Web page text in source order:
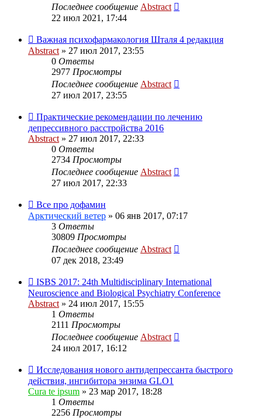
Последнее сообщение Abstract
22 июл 2021, 17:44
Важная психофармакология Шталя 4 редакция
Abstract » 27 июл 2017, 23:55
0 Ответы
2977 Просмотры
Последнее сообщение Abstract
27 июл 2017, 23:55
Практические рекомендации по лечению
депрессивного расстройства 2016
Abstract » 27 июл 2017, 22:33
0 Ответы
2734 Просмотры
Последнее сообщение Abstract
27 июл 2017, 22:33
Все про дофамин
Арктический ветер » 06 янв 2017, 07:17
3 Ответы
30809 Просмотры
Последнее сообщение Abstract
07 дек 2018, 23:49
ISBS 2017: 24th Multidisciplinary International
Neuroscience and Biological Psychiatry Conference
Abstract » 24 июл 2017, 15:55
1 Ответы
2111 Просмотры
Последнее сообщение Abstract
24 июл 2017, 16:12
Исследования нового антидепрессанта быстрого
действия, ингибитора энзима GLO1
Cura te ipsum » 23 мар 2017, 18:28
1 Ответы
2256 Просмотры